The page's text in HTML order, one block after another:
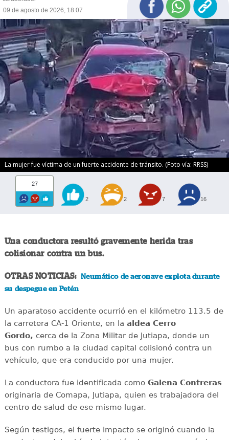
09 de agosto de 2026, 18:07
La mujer fue víctima de un fuerte accidente de tránsito. (Foto vía: RRSS)
27
2 2 7 16
Una conductora resultó gravemente herida tras
colisionar contra un bus.
OTRAS NOTICIAS: Neumático de aeronave explota durante
su despegue en Petén
Un aparatoso accidente ocurrió en el kilómetro 113.5 de
la carretera CA-1 Oriente, en la aldea Cerro
Gordo, cerca de la Zona Militar de Jutiapa, donde un
bus con rumbo a la ciudad capital colisionó contra un
vehículo, que era conducido por una mujer.
La conductora fue identificada comoGalena Contreras
originaria de Comapa, Jutiapa, quien es trabajadora del
centro de salud de ese mismo lugar.
Según testigos, el fuerte impacto se originó cuando la